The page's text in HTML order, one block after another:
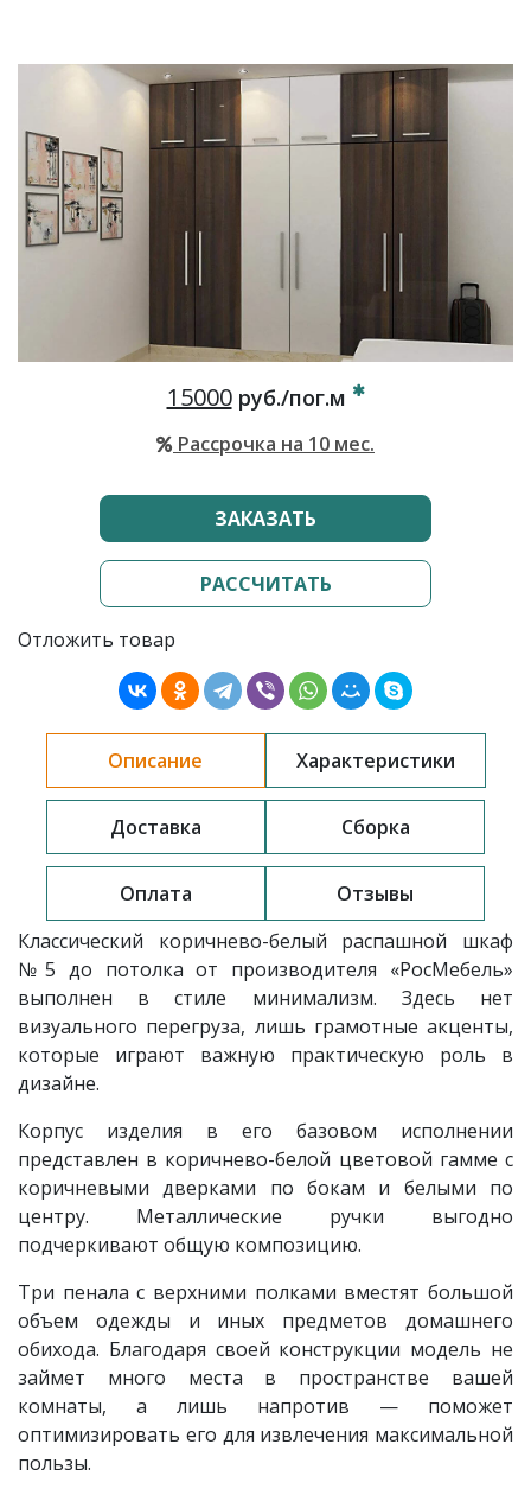
15000руб./пог.м
Рассрочка на 10 мес.
ЗАКАЗАТЬ
РАССЧИТАТЬ
Отложить товар
Описание Характеристики
Доставка Сборка
Оплата
Отзывы
Классический коричнево-белый распашной шкаф
№5 до потолка от производителя «РосМебель»
выполнен в стиле минимализм. Здесь нет
визуального перегруза, лишь грамотные акценты,
которые играют важную практическую роль в
дизайне.
Корпус изделия в его базовом исполнении
представлен в коричнево-белой цветовой гамме с
коричневыми дверками по бокам и белыми по
центру. Металлические ручки выгодно
подчеркивают общую композицию.
Три пенала с верхними полками вместят большой
объем одежды и иных предметов домашнего
обихода. Благодаря своей конструкции модель не
займет много места в пространстве вашей
комнаты, а лишь напротив — поможет
оптимизировать его для извлечения максимальной
пользы.